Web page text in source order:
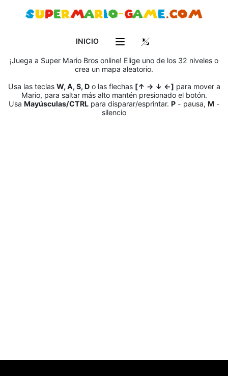
INICIO
¡Juega a Super Mario Bros online! Elige uno de los 32 niveles o
crea un mapa aleatorio.
Usa las teclas W, A, S, Do las flechas [↑ → ↓ ←] para mover a
Mario, para saltar más alto mantén presionado el botón.
Usa Mayúsculas/CTRLpara disparar/esprintar. P- pausa, M-
silencio